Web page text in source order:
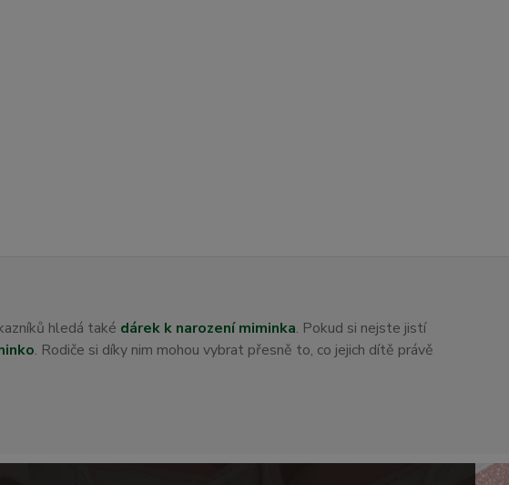
hledá také dárek k narození miminka. Pokud si nejste jistí
. Rodiče si díky nim mohou vybrat přesně to, co jejich dítě právě